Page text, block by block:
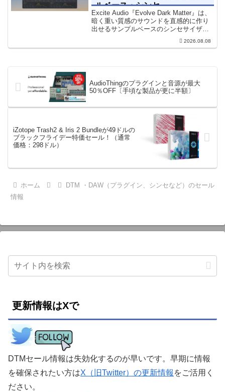
ルベース・シンセ
Excite Audio『Evolve Dark Matter』は、
暗く重い質感のサウンドを直感的に作り
出せるサンプルベースのシンセサイザー
です。ダークD&Bやアトモスフェリッ
ク・テクノ、シネマティック作品に適し
2026.08.08
AudioThingのプラグインと音源が最大
50％OFF〔手頃な製品が更に半額〕
iZotope Trash2 & Iris 2 Bundleが49ドルの
ブラックフライデー特価セール！（通常
価格：298ドル）
ホーム
DTM ・DAW（プラグイン、シンセなど）のセール
情報
更新情報はXで
DTMセール情報は失効化するのが早いです。早期に情報
を確保されたい方はX（旧Twitter）の更新情報 をご活用く
ださい。